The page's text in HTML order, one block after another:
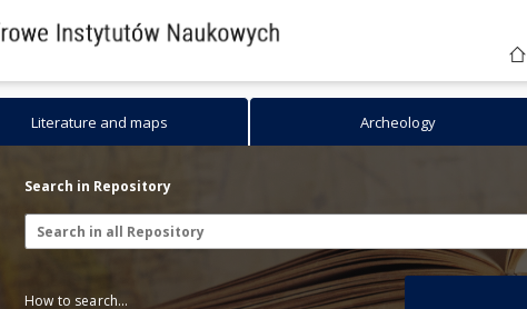
Literature and maps Archeology
Search in Repository
How to search...